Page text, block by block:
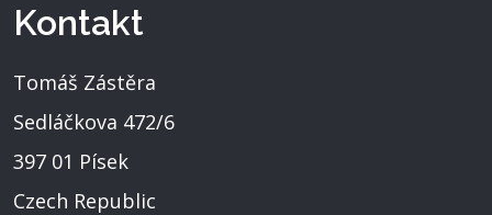
Kontakt
Tomáš Zástěra
Sedláčkova 472/6
397 01 Písek
Czech Republic